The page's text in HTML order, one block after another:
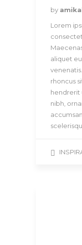
by
Lorem
aliquet
rhoncus
hendrerit
nibh,